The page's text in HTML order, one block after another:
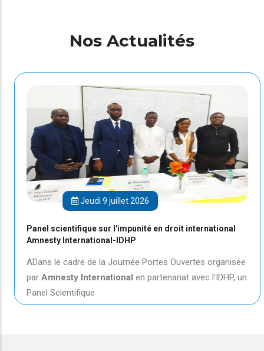
Nos Actualités
Jeudi 9 juillet 2026
Panel scientifique sur l'impunité en droit international
Amnesty International-IDHP
ADans le cadre de la Journée Portes Ouvertes organisée
parAmnesty Internationalen partenariat avec l'IDHP, un
Panel Scientifique